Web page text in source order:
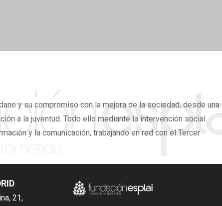
y su compromiso con la mejora de la sociedad, desde una
a la juventud. Todo ello mediante la intervención social
y la comunicación, trabajando en red con el Tercer
21,